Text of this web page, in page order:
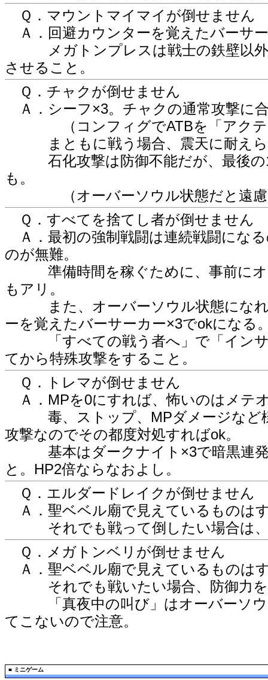
Ｑ．マウントマイマイが倒せません
Ａ．回避カウンターを覚えたバーサ
メガトンプレスは戦士の鉄壁以外
させること。
Ｑ．チャクが倒せません
Ａ．シーフ×3。チャクの通常攻撃に
（コンフィグでATBを「アクティ
まともに戦う場合、震天に耐えら
石化攻撃は防御不能だが、最後の1
も。
（オーバーソウル状態だと遠慮無
Ｑ．すべてを捨てし者が倒せません
Ａ．最初の強制戦闘は連続戦闘にな
のが無難。
準備時間を稼ぐために、事前にオ
もアリ。
また、オーバーソウル状態になれ
ーを覚えたバーサーカー×3でokになる
「すべての戦う者へ」で「インサ
てから特殊攻撃をすること。
Ｑ．トレマが倒せません
Ａ．MPを0にすれば、怖いのはメテ
毒、ストップ、MPダメージなど様
攻撃なのでその都度対処すればok。
基本はダークナイト×3で暗黒連発
と。HP2倍ならなおよし。
Ｑ．エルダードレイクが倒せません
Ａ．聖ベベル廟で見えているものは
それでも戦って倒したい場合は、
Ｑ．メガトンベリが倒せません
Ａ．聖ベベル廟で見えているものは
それでも戦いたい場合、防御力を
「真夜中の叫び」はオーバーソウ
てこないので注意。
■ ミニゲーム